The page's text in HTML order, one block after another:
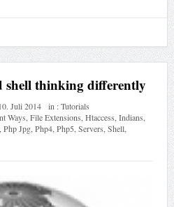
shell thinking differently
10. Juli 2014 in :Tutorials
Ways,File Extensions,Htaccess,Indians,
Php Jpg,Php4,Php5,Servers,Shell,